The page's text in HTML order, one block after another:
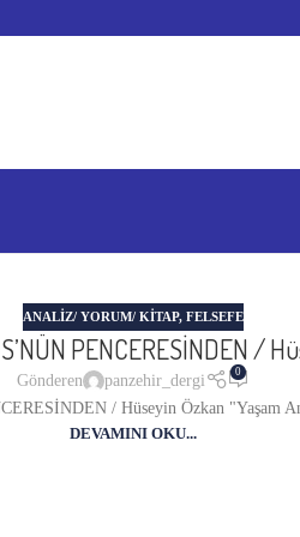
ANALIZ/ YORUM/ KITAP,FELSEFE
PENCERESİNDEN /
Gönderen panzehir_dergi 0
/ Hüseyin Özkan "Yaşam
DEVAMINI OKU...